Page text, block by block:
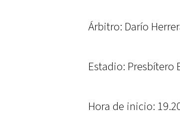
Árbitro: Darío
Estadio: Presbítero
Hora de inicio: